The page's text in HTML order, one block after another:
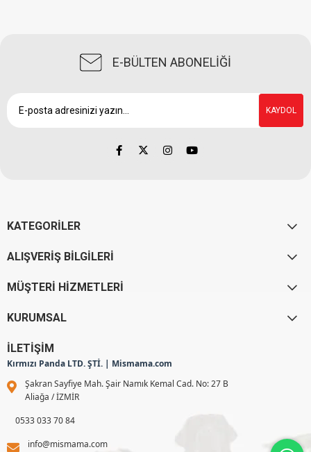
E-BÜLTEN ABONELİĞİ
KAYDOL
KATEGORİLER
ALIŞVERİŞ BİLGİLERİ
MÜŞTERİ HİZMETLERİ
KURUMSAL
İLETİŞİM
Kırmızı Panda LTD. ŞTİ. | Mismama.com
Şakran Sayfiye Mah. Şair Namık Kemal Cad. No: 27 B
Aliağa / İZMİR
0533 033 70 84
info@mismama.com